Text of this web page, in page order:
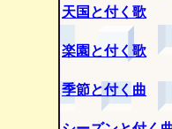
天国と付く歌
楽園と付く歌
季節と付く曲